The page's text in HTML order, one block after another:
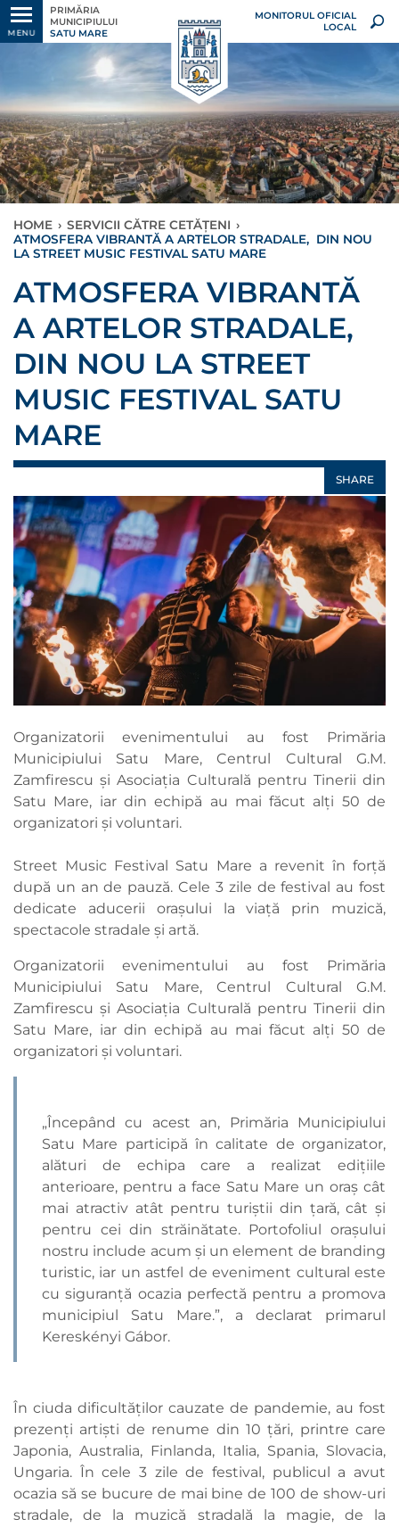
MENU
PRIMĂRIA
MUNICIPIULUI
SATU MARE
MONITORUL OFICIAL
LOCAL
HOME › SERVICII CĂTRE CETĂȚENI ›
ATMOSFERA VIBRANTĂ A ARTELOR STRADALE, DIN NOU
LA STREET MUSIC FESTIVAL SATU MARE
ATMOSFERA VIBRANTĂ
A ARTELOR STRADALE,
DIN NOU LA STREET
MUSIC FESTIVAL SATU
MARE
SHARE
Organizatorii evenimentului au fost Primăria
Municipiului Satu Mare, Centrul Cultural G.M.
Zamfirescu și Asociația Culturală pentru Tinerii din
Satu Mare, iar din echipă au mai făcut alți 50 de
organizatori și voluntari.
Street Music Festival Satu Mare a revenit în forță
după un an de pauză. Cele 3 zile de festival au fost
dedicate aducerii orașului la viață prin muzică,
spectacole stradale și artă.
Organizatorii evenimentului au fost Primăria
Municipiului Satu Mare, Centrul Cultural G.M.
Zamfirescu și Asociația Culturală pentru Tinerii din
Satu Mare, iar din echipă au mai făcut alți 50 de
organizatori și voluntari.
„Începând cu acest an, Primăria Municipiului
Satu Mare participă în calitate de organizator,
alături de echipa care a realizat ediţiile
anterioare, pentru a face Satu Mare un oraș cât
mai atractiv atât pentru turiştii din ţară, cât şi
pentru cei din străinătate. Portofoliul orașului
nostru include acum și un element de branding
turistic, iar un astfel de eveniment cultural este
cu siguranță ocazia perfectă pentru a promova
municipiul Satu Mare.”, a declarat primarul
Kereskényi Gábor.
În ciuda dificultăților cauzate de pandemie, au fost
prezenți artiști de renume din 10 țări, printre care
Japonia, Australia, Finlanda, Italia, Spania, Slovacia,
Ungaria. În cele 3 zile de festival, publicul a avut
ocazia să se bucure de mai bine de 100 de show-uri
stradale, de la muzică stradală la magie, de la